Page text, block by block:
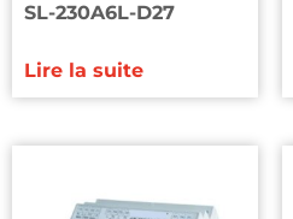
SL-230A6L-D27
Lire la suite